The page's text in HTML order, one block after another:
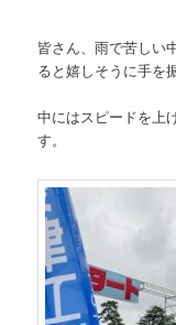
皆さん、雨で苦しい
ると嬉しそうに手を
中にはスピードを上
す。